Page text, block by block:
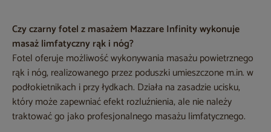
Czy czarny fotel z masażem Mazzare Infinity wykonuje
masaż limfatyczny rąk i nóg?
Fotel oferuje możliwość wykonywania masażu powietrznego
rąk i nóg, realizowanego przez poduszki umieszczone m.in. w
podłokietnikach i przy łydkach. Działa na zasadzie ucisku,
który może zapewniać efekt rozluźnienia, ale nie należy
traktować go jako profesjonalnego masażu limfatycznego.